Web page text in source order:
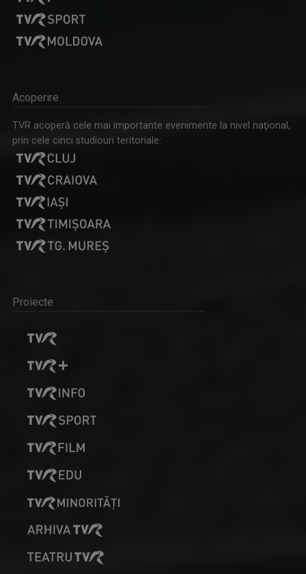
Acoperire
TVR acoperă cele mai importante evenimente la nivel naţional,
prin cele cinci studiouri teritoriale:
Proiecte